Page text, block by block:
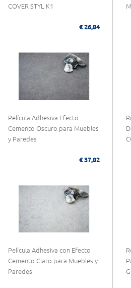
COVER STYL K1
€ 26,84
Película Adhesiva Efecto
Cemento Oscuro para Muebles
y Paredes
€ 37,82
Película Adhesiva con Efecto
Cemento Claro para Muebles y
Paredes